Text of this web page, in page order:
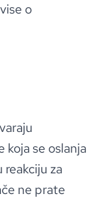
o
koja se oslanja
reakciju za
ne prate